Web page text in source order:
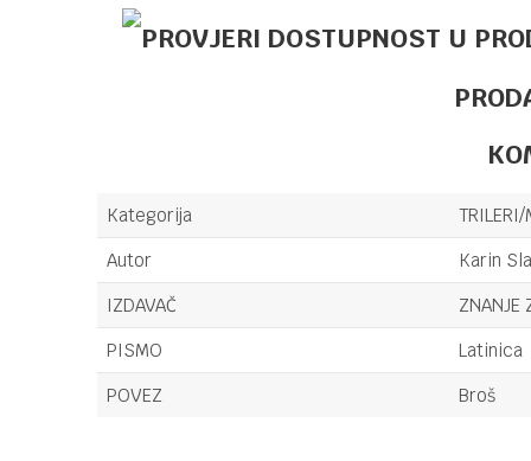
Kategorija
TRILERI/
Autor
Karin
IZDAVAČ
ZNANJE
PISMO
Latinica
POVEZ
Broš